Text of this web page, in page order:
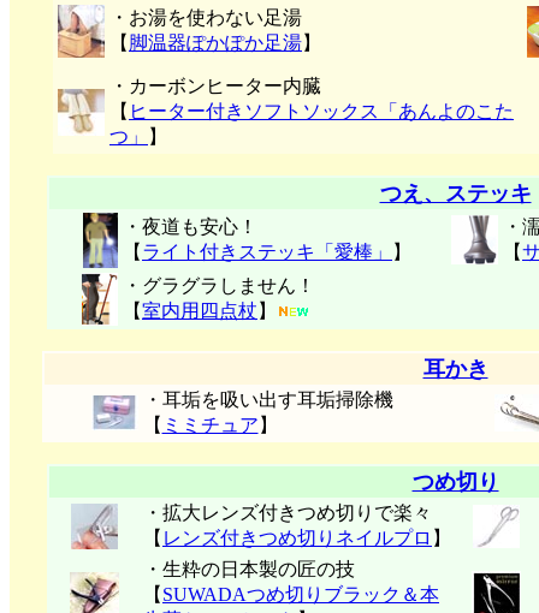
・お湯を使わない足湯
【 脚温器ぽかぽか足湯】
・カーボンヒーター内臓
【 ヒーター付きソフトソックス「あんよのこた
つ」
】
つえ、ステッキ
・夜道も安心！
【 ライト付きステッキ「愛棒」 】
・
【
・グラグラしません！
【室内用四点杖 】
耳かき
・耳垢を吸い出す耳垢掃除機
【 ミミチュア 】
つめ切り
・拡大レンズ付きつめ切りで楽々
【 レンズ付きつめ切りネイルプロ 】
・生粋の日本製の匠の技
【 SUWADAつめ切りブラック＆本